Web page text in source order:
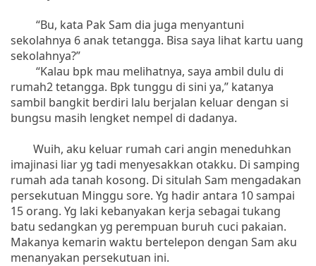
“Bu, kata Pak Sam dia juga menyantuni
sekolahnya 6 anak tetangga. Bisa saya lihat kartu uang
sekolahnya?”
“Kalau bpk mau melihatnya, saya ambil dulu di
rumah2 tetangga. Bpk tunggu di sini ya,” katanya
sambil bangkit berdiri lalu berjalan keluar dengan si
bungsu masih lengket nempel di dadanya.
Wuih, aku keluar rumah cari angin meneduhkan
imajinasi liar yg tadi menyesakkan otakku. Di samping
rumah ada tanah kosong. Di situlah Sam mengadakan
persekutuan Minggu sore. Yg hadir antara 10 sampai
15 orang. Yg laki kebanyakan kerja sebagai tukang
batu sedangkan yg perempuan buruh cuci pakaian.
Makanya kemarin waktu bertelepon dengan Sam aku
menanyakan persekutuan ini.